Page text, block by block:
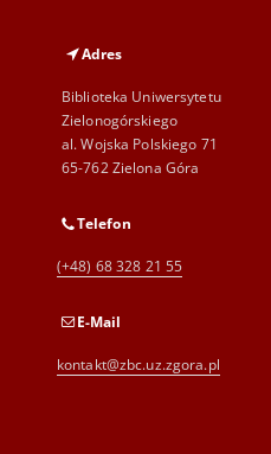
Adres
Biblioteka Uniwersytetu
Zielonogórskiego
al. Wojska Polskiego 71
65-762 Zielona Góra
Telefon
(+48) 68 328 21 55
E-Mail
kontakt@zbc.uz.zgora.pl